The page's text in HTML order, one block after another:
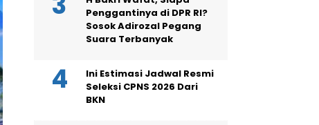
Penggantinya di DPR RI?
Sosok Adirozal Pegang
Suara Terbanyak
Ini Estimasi Jadwal Resmi
Seleksi CPNS 2026 Dari
BKN